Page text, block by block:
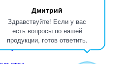
Дмитрий
Здравствуйте! Если у вас
есть вопросы по нашей
продукции, готов ответить.